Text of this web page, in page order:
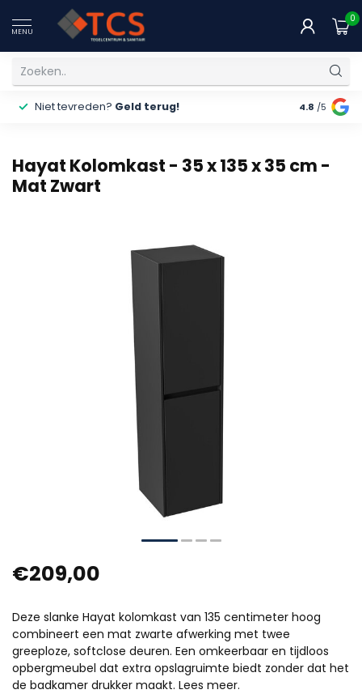
MENU
0
Niet tevreden? Geld terug! Gratis
4.8 /5
Hayat Kolomkast - 35 x 135 x 35 cm -
Mat Zwart
€209,00
Deze slanke Hayat kolomkast van 135 centimeter hoog
combineert een mat zwarte afwerking met twee
greeploze, softclose deuren. Een omkeerbaar en tijdloos
opbergmeubel dat extra opslagruimte biedt zonder dat het
de badkamer drukker maakt. Lees meer.